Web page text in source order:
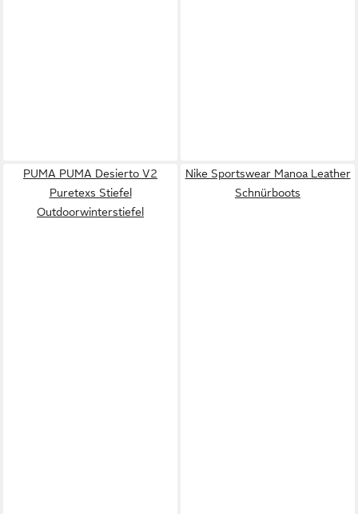
PUMA PUMA Desierto V2
Puretexs Stiefel
Outdoorwinterstiefel
Nike Sportswear Manoa Leather
Schnürboots